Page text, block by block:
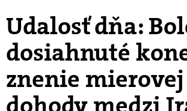
Udalosť dňa:
dosiahnuté
znenie mierovej